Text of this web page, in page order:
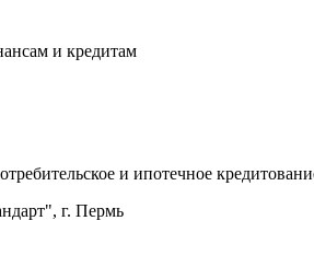
и кредитам
и ипотечное
г. Пермь